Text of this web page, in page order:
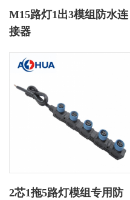
M15路灯1出3模组防水连
接器
2芯1拖5路灯模组专用防